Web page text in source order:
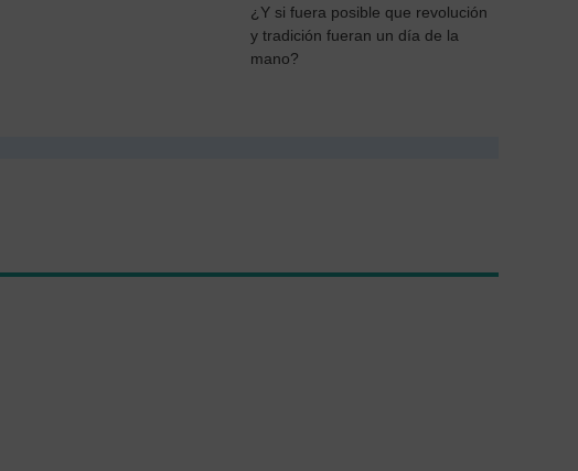
¿Y si fuera posible que revolución
y tradición fueran un día de la
mano?